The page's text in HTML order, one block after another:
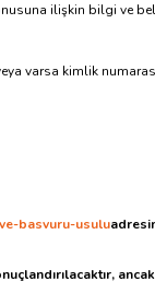
ilişkin bilgi ve
varsa kimlik
basvuru-usulu